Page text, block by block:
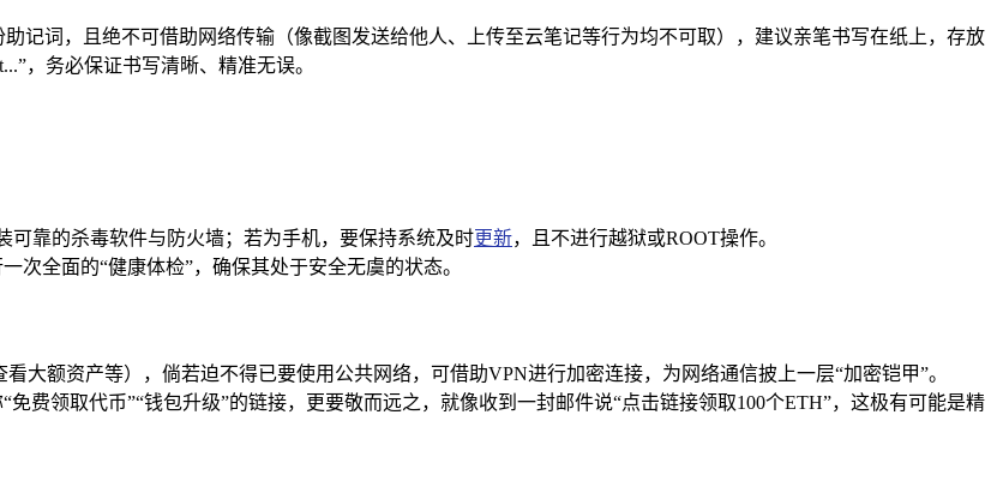
记词，且绝不可借助网络传输（像截图发送给他人、上传至云笔记等行为均不可取），建议亲笔书写在纸上，存放
，务必保证书写清晰、精准无误。
可靠的杀毒软件与防火墙；若为手机，要保持系统及时更新，且不进行越狱或ROOT操作。
次全面的“健康体检”，确保其处于安全无虞的状态。
大额资产等），倘若迫不得已要使用公共网络，可借助VPN进行加密连接，为网络通信披上一层“加密铠甲”。
费领取代币”“钱包升级”的链接，更要敬而远之，就像收到一封邮件说“点击链接领取100个ETH”，这极有可能是精